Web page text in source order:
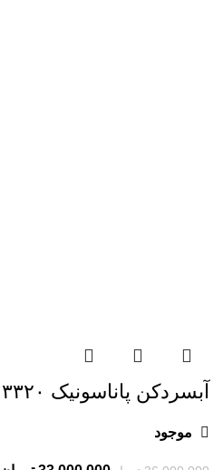
آبسردکن پاناسونیک ۳۳۲۰ – یخچال دار
موجود